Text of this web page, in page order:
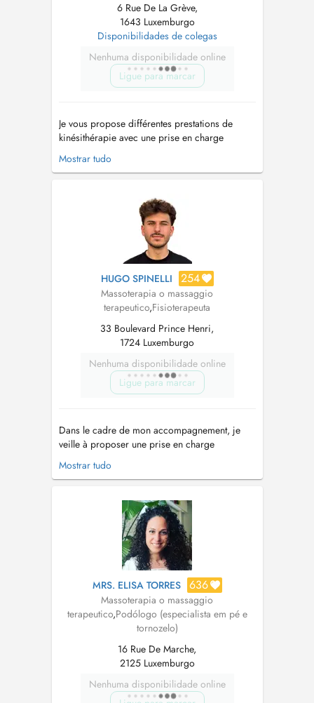
6 Rue De La Grève,
1643 Luxemburgo
Disponibilidades de colegas
Nenhuma disponibilidade online
Ligue para marcar
Je vous propose différentes prestations de
kinésithérapie avec une prise en charge
adaptée à vos besoins et à vos objectifs de
santé : - Rééducation orthopédique : douleurs
douleurs du dos et de la nuque. - ...
Mostrar tudo
HUGO SPINELLI 254
Massoterapia o massaggio
terapeutico,Fisioterapeuta
33 Boulevard Prince Henri,
1724 Luxemburgo
Nenhuma disponibilidade online
Ligue para marcar
Dans le cadre de mon accompagnement, je
veille à proposer une prise en charge
individualisée, adaptée aux objectifs et aux
contraintes de chaque sportif ou non . Mon
scientifiques actuelles ainsi que sur une analyse
précise des besoins fonctionnels de chaque
Mostrar tudo
MRS. ELISA TORRES 636
Massoterapia o massaggio
terapeutico,Podólogo (especialista em pé e
tornozelo)
16 Rue De Marche,
2125 Luxemburgo
Nenhuma disponibilidade online